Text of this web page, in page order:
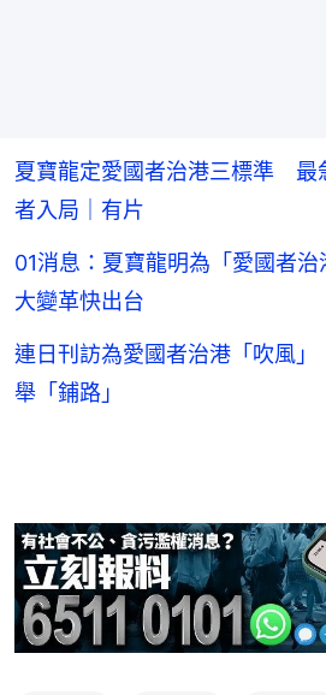
夏寶龍定愛國者治港三標準 最
者入局｜有片
01消息：夏寶龍明為「愛國者
大變革快出台
連日刊訪為愛國者治港「吹風
舉「鋪路」